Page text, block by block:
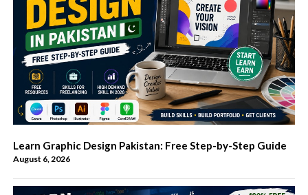
Learn Graphic Design Pakistan: Free Step-by-Step Guide
August 6, 2026